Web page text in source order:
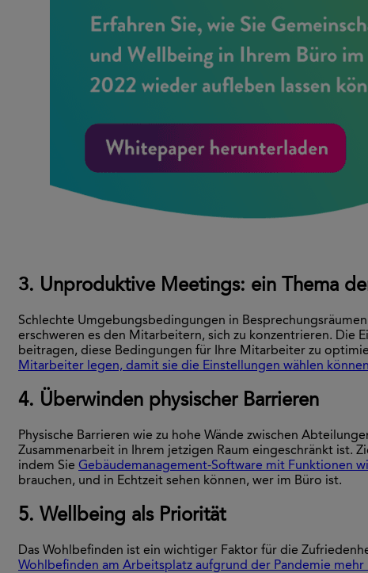
3. Unproduktive Meetings: ein Thema
Schlechte Umgebungsbedingungen in
erschweren es den Mitarbeitern, sich zu konzentrieren. Die
beitragen, diese Bedingungen für Ihre Mitarbeiter zu
Mitarbeiter legen, damit sie die Einstellungen wählen
4. Überwinden physischer Barrieren
Physische Barrieren wie zu hohe Wände zwischen
Zusammenarbeit in Ihrem jetzigen Raum eingeschränkt ist.
indem Sie Gebäudemanagement-Software mit Funktionen
brauchen, und in Echtzeit sehen können, wer im Büro ist.
5. Wellbeing als Priorität
Das Wohlbefinden ist ein wichtiger Faktor für die
Wohlbefinden am Arbeitsplatz aufgrund der Pandemie